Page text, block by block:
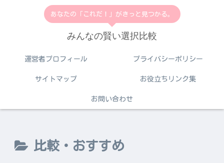
あなたの「これだ！」がきっと見つかる。
みんなの賢い選択比較
運営者プロフィール プライバシーポリシー
サイトマップ お役立ちリンク集
お問い合わせ
比較・おすすめ